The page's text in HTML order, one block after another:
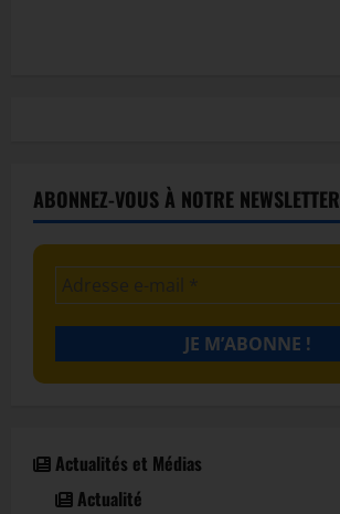
ABONNEZ-VOUS À NOTRE NEWSLETTER
Actualités et Médias
Actualité